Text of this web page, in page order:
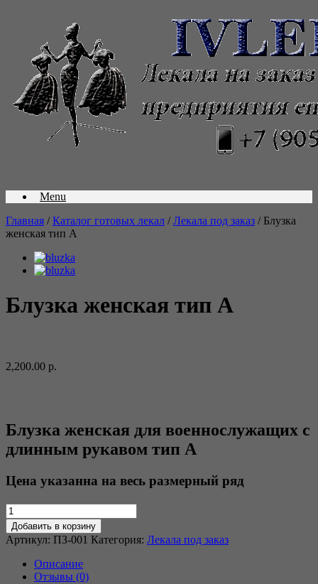
Menu
Главная /Каталог готовых лекал /Лекала под заказ / Блузка
женская тип А
Блузка женская тип А
2,200.00 р.
Блузка женская для военнослужащих с
длинным рукавом тип А
Цена указанна на весь размерный ряд
Добавить в корзину
Артикул: ПЗ-001 Категория: Лекала под заказ
Описание
Отзывы (0)